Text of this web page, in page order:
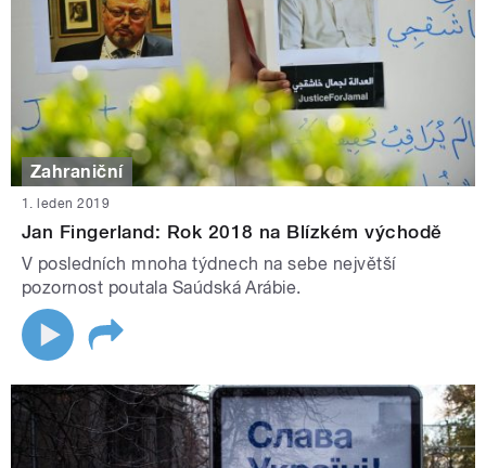
Zahraniční
1. leden 2019
Jan Fingerland: Rok 2018 na Blízkém východě
V posledních mnoha týdnech na sebe největší
pozornost poutala Saúdská Arábie.